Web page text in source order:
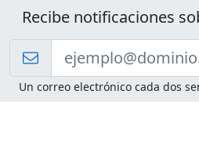
Recibe notificaciones
Un correo electrónico cada dos